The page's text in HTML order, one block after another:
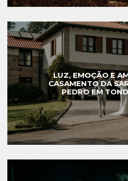
LUZ, EMOÇÃO E
CASAMENTO DA
PEDRO EM